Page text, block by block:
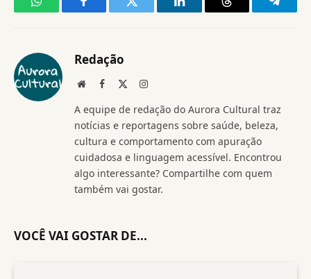
WhatsAppFacebookTwitter LinkedInThreads
Redação
WebsiteFacebook Instagram
A equipe de redação do Aurora Cultural traz
notícias e reportagens sobre saúde, beleza,
cultura e comportamento com apuração
cuidadosa e linguagem acessível. Encontrou
algo interessante? Compartilhe com quem
também vai gostar.
VOCÊ VAI GOSTAR DE...